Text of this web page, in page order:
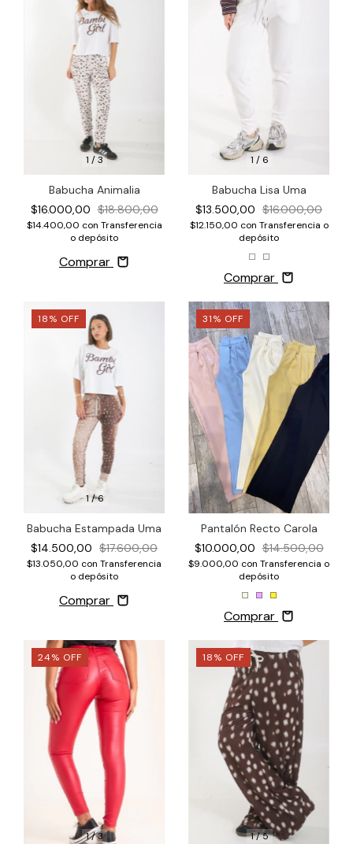
1 /3
Babucha Animalia
$16.000,00 $18.800,00
$14.400,00 con Transferencia
o depósito
Comprar
1 / 6
Babucha Lisa Uma
$13.500,00 $16.000,00
$12.150,00 con Transferencia o
depósito
Comprar
1/6
18% OFF
Babucha Estampada Uma
$14.500,00 $17.600,00
$13.050,00 con Transferencia
o depósito
Comprar
31% OFF
Pantalón Recto Carola
$10.000,00 $14.500,00
$9.000,00 con Transferencia o
depósito
Comprar
1/3
24% OFF
1/5
18% OFF